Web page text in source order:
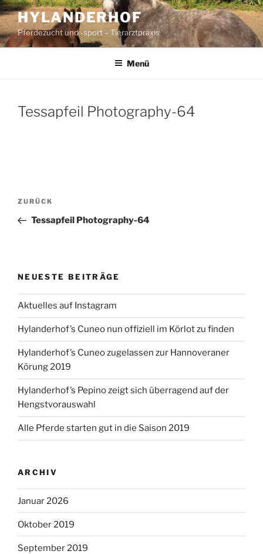
Zum
Inhalt
springen
HYLANDERHOF
Pferdezucht und -sport – Tierarztpraxis
Menü
Tessapfeil Photography-64
Beitragsnavigation
Vorheriger
Beitrag
ZURÜCK
Tessapfeil Photography-64
NEUESTE BEITRÄGE
Aktuelles auf Instagram
Hylanderhof’s Cuneo nun offiziell im Körlot zu finden
Hylanderhof’s Cuneo zugelassen zur Hannoveraner
Körung 2019
Hylanderhof’s Pepino zeigt sich überragend auf der
Hengstvorauswahl
Alle Pferde starten gut in die Saison 2019
ARCHIV
Januar 2026
Oktober 2019
September 2019